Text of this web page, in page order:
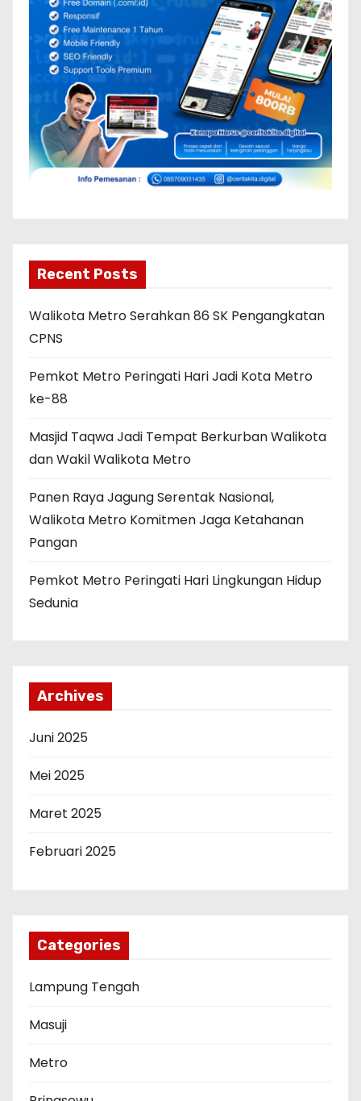
Recent Posts
Walikota Metro Serahkan 86 SK Pengangkatan
CPNS
Pemkot Metro Peringati Hari Jadi Kota Metro
ke-88
Masjid Taqwa Jadi Tempat Berkurban Walikota
dan Wakil Walikota Metro
Panen Raya Jagung Serentak Nasional,
Walikota Metro Komitmen Jaga Ketahanan
Pangan
Pemkot Metro Peringati Hari Lingkungan Hidup
Sedunia
Archives
Juni 2025
Mei 2025
Maret 2025
Februari 2025
Categories
Lampung Tengah
Masuji
Metro